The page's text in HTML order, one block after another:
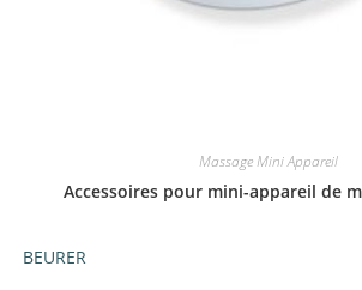
Massage Mini Appareil
Accessoires pour mini-appareil de
BEURER